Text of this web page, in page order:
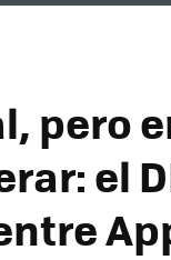
pero
el